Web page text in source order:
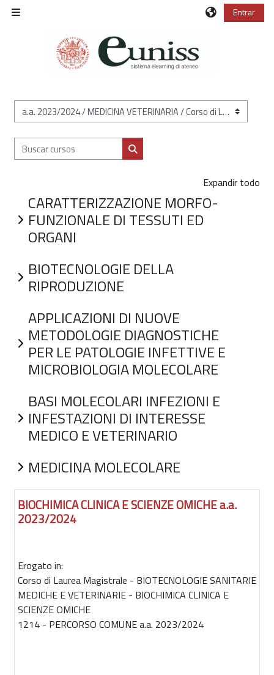
Salta al contenido principal
Entrar
Categorías
Buscar cursos
Buscar cursos
Expandir todo
CARATTERIZZAZIONE MORFO-
FUNZIONALE DI TESSUTI ED
ORGANI
BIOTECNOLOGIE DELLA
RIPRODUZIONE
APPLICAZIONI DI NUOVE
METODOLOGIE DIAGNOSTICHE
PER LE PATOLOGIE INFETTIVE E
MICROBIOLOGIA MOLECOLARE
BASI MOLECOLARI INFEZIONI E
INFESTAZIONI DI INTERESSE
MEDICO E VETERINARIO
MEDICINA MOLECOLARE
BIOCHIMICA CLINICA E SCIENZE OMICHE a.a.
2023/2024
Erogato in:
Corso di Laurea Magistrale - BIOTECNOLOGIE SANITARIE
MEDICHE E VETERINARIE - BIOCHIMICA CLINICA E
SCIENZE OMICHE
1214 - PERCORSO COMUNE a.a. 2023/2024